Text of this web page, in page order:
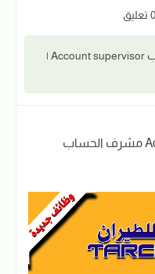
0 تعليق
مشرف الحساب Account supervisor |
مشرف الحساب Account supervisor | تاركو للطيران